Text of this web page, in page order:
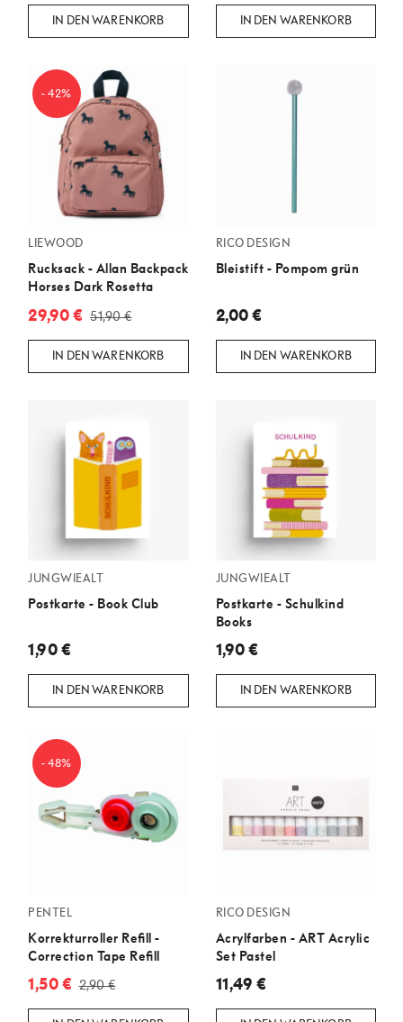
IN DEN WARENKORB IN DEN WARENKORB
- 42%
LIEWOOD
Rucksack - Allan Backpack
Horses Dark Rosetta
29,90 € 51,90 €
IN DEN WARENKORB
RICO DESIGN
Bleistift - Pompom grün
2,00 €
IN DEN WARENKORB
JUNGWIEALT
Postkarte - Book Club
1,90 €
IN DEN WARENKORB
JUNGWIEALT
Postkarte - Schulkind
Books
1,90 €
IN DEN WARENKORB
- 48%
PENTEL
Korrekturroller Refill -
Correction Tape Refill
1,50 € 2,90 €
RICO DESIGN
Acrylfarben - ART Acrylic
Set Pastel
11,49 €